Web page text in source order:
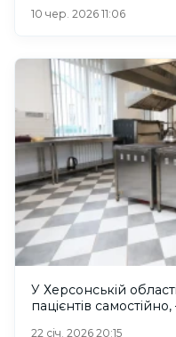
10 чер. 2026 11:06
У Херсонській
пацієнтів
22 січ. 2026 20:15